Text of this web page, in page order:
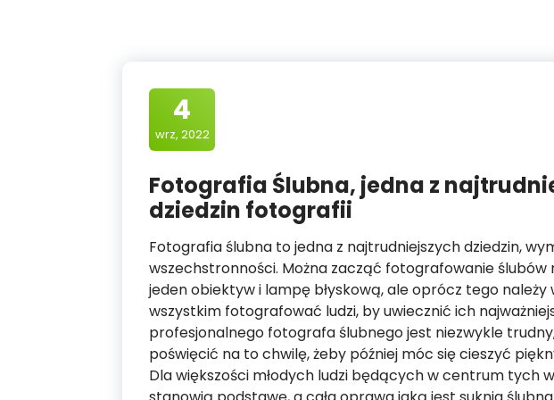
4
wrz, 2022
Fotografia Ślubna, jedna z
dziedzin fotografii
Fotografia ślubna to jedna z najtrudniejszych dziedzin,
wszechstronności. Można zacząć fotografowanie
jeden obiektyw i lampę błyskową, ale oprócz tego należy
wszystkim fotografować ludzi, by uwiecznić ich
profesjonalnego fotografa ślubnego jest niezwykle
poświęcić na to chwilę, żeby później móc się cieszyć
Dla większości młodych ludzi będących w centrum tych